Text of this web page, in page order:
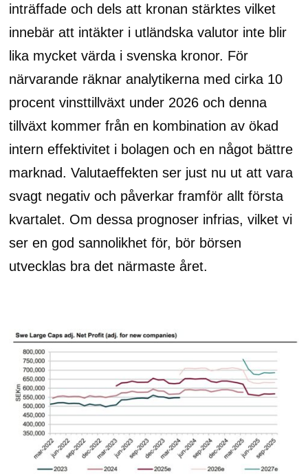
inträffade och dels att kronan stärktes vilket
innebär att intäkter i utländska valutor inte blir
lika mycket värda i svenska kronor. För
närvarande räknar analytikerna med cirka 10
procent vinsttillväxt under 2026 och denna
tillväxt kommer från en kombination av ökad
intern effektivitet i bolagen och en något bättre
marknad. Valutaeffekten ser just nu ut att vara
svagt negativ och påverkar framför allt första
kvartalet. Om dessa prognoser infrias, vilket vi
ser en god sannolikhet för, bör börsen
utvecklas bra det närmaste året.